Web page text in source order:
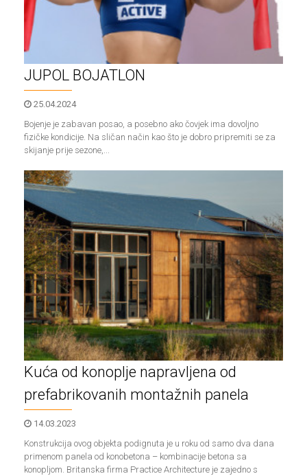
JUPOL BOJATLON
25.04.2024
Bojenje je zabavan posao, a posebno ako čovjek ima dovoljno
fizičke kondicije. Na sličan način kao što je dobro pripremiti se za
skijanje prije sezone,...
Kuća od konoplje napravljena od
prefabrikovanih montažnih panela
14.03.2023
Konstrukcija ovog objekta podignuta je u roku od samo dva dana
primenom panela od konobetona – kombinacije betona sa
konopljom. Britanska firma Practice Architecture je zajedno s